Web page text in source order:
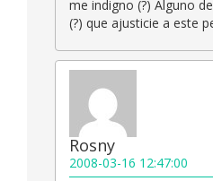
me indigno (?) Alguno
(?) que ajusticie a este
Rosny
2008-03-16 12:47:00